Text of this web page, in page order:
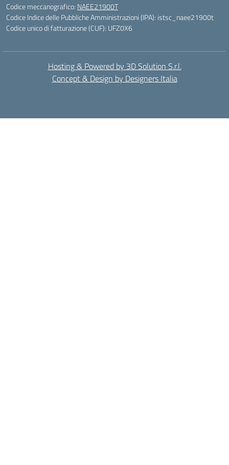
Codice meccanografico: NAEE21900T
Codice Indice delle Pubbliche Amministrazioni (IPA): istsc_naee21900t
Codice unico di fatturazione (CUF): UFZ0X6
Hosting & Powered by 3D Solution S.r.l.
Concept & Design by Designers Italia